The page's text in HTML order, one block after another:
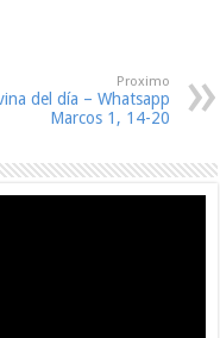
Proximo
del día – Whatsapp
Marcos 1, 14-20